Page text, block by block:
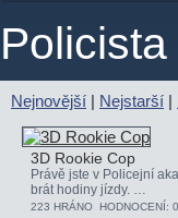
Nejnovější | Nejstarší |
3D Rookie Cop
Právě jste v Policejní
brát hodiny jízdy. …
223 HRÁNO HODNOCENÍ: